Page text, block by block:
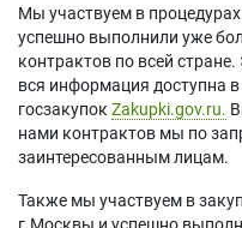
Мы участвуем в
успешно выполнили уже
контрактов по всей
вся информация доступна
госзакупок Zakupki.gov.ru.
нами контрактов мы по
заинтересованным лицам.
Также мы участвуем в